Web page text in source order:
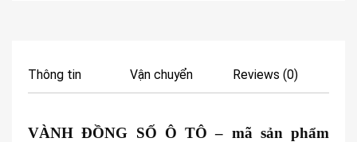
Thông tin Vận chuyển Reviews (0)
VÀNH ĐỒNG SỐ Ô TÔ– mã sản phẩm